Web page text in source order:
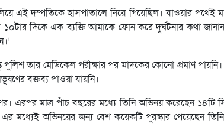
এই দম্পতিকে হাসপাতালে নিয়ে গিয়েছিল। যাওয়ার পথেই
১০টার দিকে এক ব্যক্তি আমাকে ফোন করে দুর্ঘটনার কথা
পুলিশ তার মেডিকেল পরীক্ষার পর মাদকের কোনো প্রমাণ
বক্তব্য পাওয়া যায়নি।
এরপর মাত্র পাঁচ বছরের মধ্যে তিনি অভিনয় করেছেন ১৪টি
মধ্যেই অভিনয়ের জন্য বেশ কয়েকটি পুরস্কার পেয়েছেন